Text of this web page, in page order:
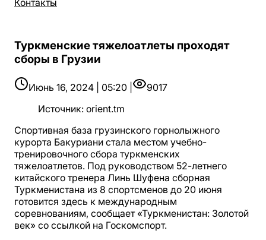
Контакты
Туркменские тяжелоатлеты проходят
сборы в Грузии
Июнь 16, 2024 | 05:20 |
9017
Источник: orient.tm
Спортивная база грузинского горнолыжного
курорта Бакуриани стала местом учебно-
тренировочного сбора туркменских
тяжелоатлетов. Под руководством 52-летнего
китайского тренера Линь Шуфена сборная
Туркменистана из 8 спортсменов до 20 июня
готовится здесь к международным
соревнованиям, сообщает «Туркменистан: Золотой
век» со ссылкой на Госкомспорт.